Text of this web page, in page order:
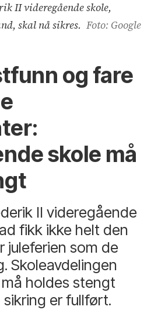
II videregående skole,
skal nå sikres. Foto: Google
og fare
skole må
II videregående
fikk ikke helt den
som de
Skoleavdelingen
holdes stengt
er fullført.